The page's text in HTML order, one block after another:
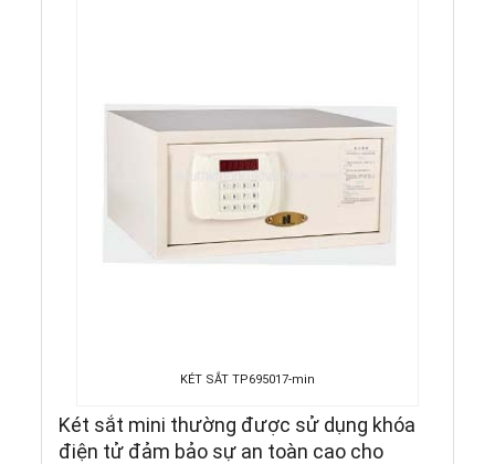
KÉT SẮT TP695017-min
Két sắt mini thường được sử dụng khóa
điện tử đảm bảo sự an toàn cao cho